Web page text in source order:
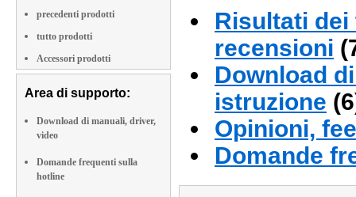
precedenti prodotti
tutto prodotti
Accessori prodotti
Area di supporto:
Download di manuali, driver,
video
Domande frequenti sulla
hotline
Risultati
recensioni
Download
istruzione
Opinioni,
Domande